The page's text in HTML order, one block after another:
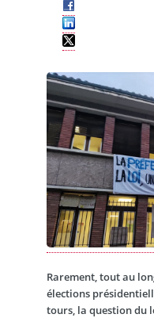
Rarement, tout au
élections
tours, la question du